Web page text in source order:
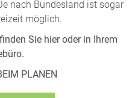
nach Bundesland ist sogar
möglich.
Sie hier oder in Ihrem
PLANEN